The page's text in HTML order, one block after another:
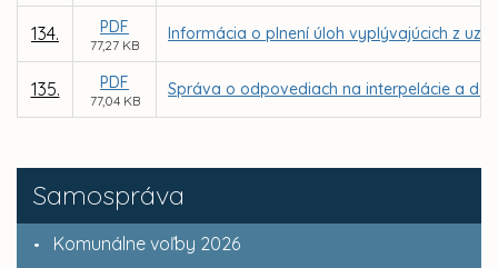
Samospráva
Komunálne voľby 2026
134. PDF
77,27 KB
Informácia o plnení úloh vyplývajúcich z
135. PDF
77,04 KB
Správa o odpovediach na interpelácie a